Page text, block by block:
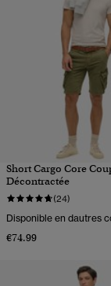
Short Cargo Core
Décontractée
(24)
Disponible en dautres
€74.99